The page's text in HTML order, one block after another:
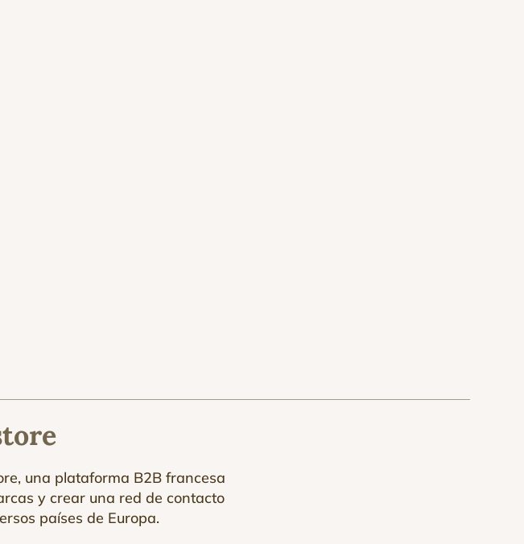
una plataforma B2B francesa
y crear una red de contacto
países de Europa.